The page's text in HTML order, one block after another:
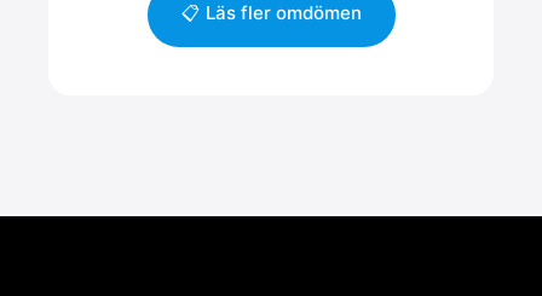
📋 Läs fler omdömen